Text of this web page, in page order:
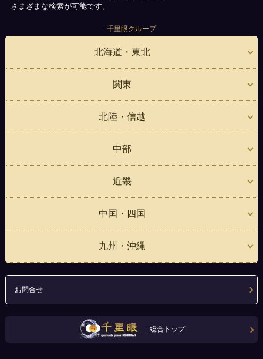
さまざまな検索が可能です。
千里眼グループ
北海道・東北
関東
北陸・信越
中部
近畿
中国・四国
九州・沖縄
お問合せ
総合トップ